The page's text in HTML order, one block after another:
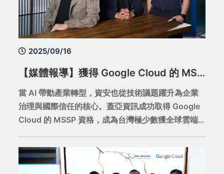
2025/09/16
【媒體報導】獲得 Google Cloud 的 MSSP 殊榮！蓋亞資訊如何成為企業信任治理的資安關鍵角色？
當 AI 帶動產業轉型，資安也從技術議題躍升為企業
治理與國際信任的核心。蓋亞資訊成功取得 Google
Cloud 的 MSSP 資格，成為台灣極少數獲全球雲端
規防線與信任憑證。